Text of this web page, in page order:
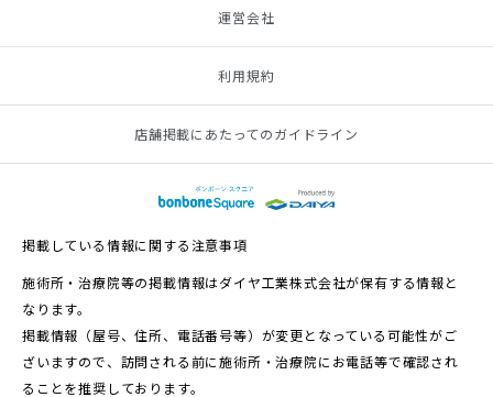
運営会社
利用規約
店舗掲載にあたってのガイドライン
掲載している情報に関する注意事項
施術所・治療院等の掲載情報はダイヤ工業株式会社が保有する情報と
なります。
掲載情報（屋号、住所、電話番号等）が変更となっている可能性がご
ざいますので、訪問される前に施術所・治療院にお電話等で確認され
ることを推奨しております。